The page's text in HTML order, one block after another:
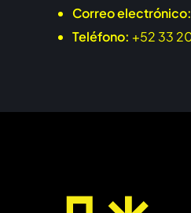
Correo electrónico:
Teléfono: +52 33